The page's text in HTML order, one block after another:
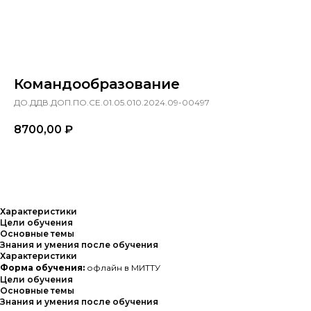
Командообразование
ДО.ДДВ.ДОП.ПО.СЕ.01.05.010.2024.09-00497
8700,00 ₽
Характеристики
Цели обучения
Основные темы
Знания и умения после обучения
Характеристики
Форма обучения: офлайн в МИТТУ
Цели обучения
Основные темы
Знания и умения после обучения